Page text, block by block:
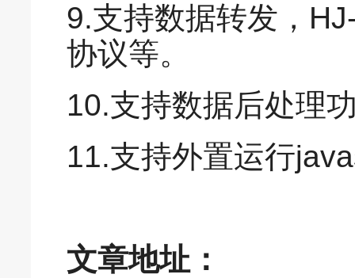
9.支持数据转发，
协议等。
10.支持数据后处理
11.支持外置运行
文章地址：